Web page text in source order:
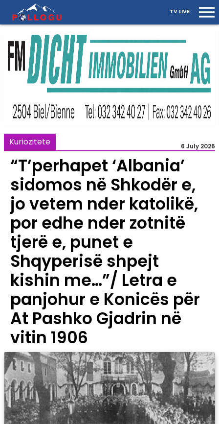
TV LIVE
Kuriozitete 6 July 2026
“T’perhapet ‘Albania’
sidomos në Shkodër e,
jo vetem nder katolikë,
por edhe nder zotnitë
tjerë e, punet e
Shqyperisë shpejt
kishin me…”/ Letra e
panjohur e Konicës për
At Pashko Gjadrin në
vitin 1906